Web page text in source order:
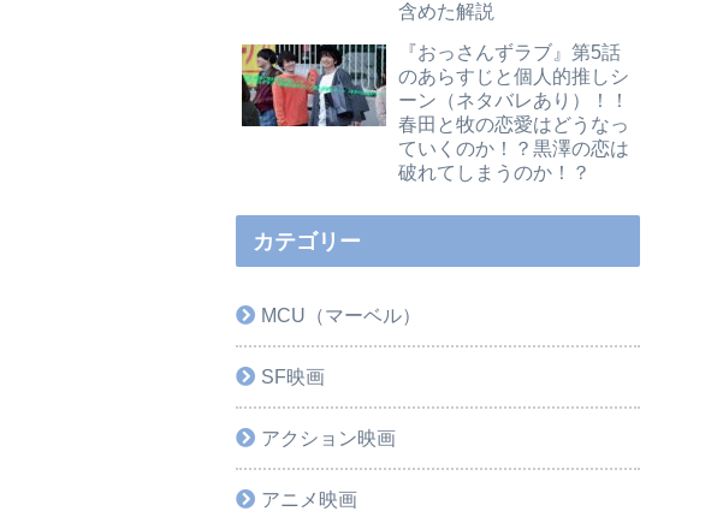
含めた解説
『おっさんずラブ』第5話
のあらすじと個人的推しシ
ーン（ネタバレあり）！！
春田と牧の恋愛はどうなっ
ていくのか！？黒澤の恋は
破れてしまうのか！？
カテゴリー
MCU（マーベル）
SF映画
アクション映画
アニメ映画